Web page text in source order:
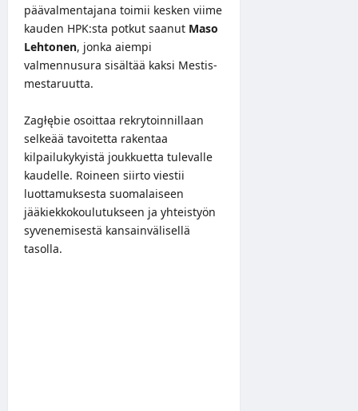
päävalmentajana toimii kesken viime
kauden HPK:sta potkut saanut Maso
Lehtonen, jonka aiempi
valmennusura sisältää kaksi Mestis-
mestaruutta.
Zagłębie osoittaa rekrytoinnillaan
selkeää tavoitetta rakentaa
kilpailukykyistä joukkuetta tulevalle
kaudelle. Roineen siirto viestii
luottamuksesta suomalaiseen
jääkiekkokoulutukseen ja yhteistyön
syvenemisestä kansainvälisellä
tasolla.